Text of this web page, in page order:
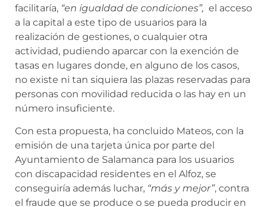
facilitaría, “en igualdad de condiciones”, el acceso
a la capital a este tipo de usuarios para la
realización de gestiones, o cualquier otra
actividad, pudiendo aparcar con la exención de
tasas en lugares donde, en alguno de los casos,
no existe ni tan siquiera las plazas reservadas para
personas con movilidad reducida o las hay en un
número insuficiente.
Con esta propuesta, ha concluido Mateos, con la
emisión de una tarjeta única por parte del
Ayuntamiento de Salamanca para los usuarios
con discapacidad residentes en el Alfoz, se
conseguiría además luchar, “más y mejor”, contra
el fraude que se produce o se pueda producir en